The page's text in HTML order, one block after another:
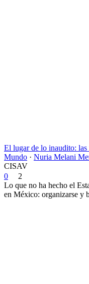
El lugar de lo inaudito: las
Mundo · Nuria Melani
CISAV
0
2
Lo que no ha hecho el
en México: organizarse y